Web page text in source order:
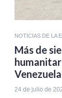
NOTICIAS DE LA
Más de
24 de julio de